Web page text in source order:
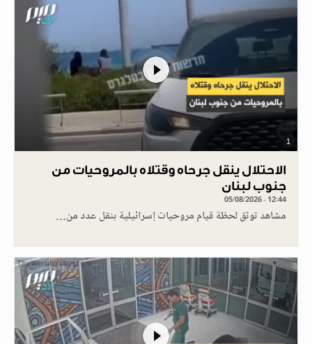
1
الاحتلال ينقل جرحاه وقتلاه بالمروحيات من
جنوب لبنان
05/08/2026 - 12:44
مشاهد توثق لحظة قيام مروحيات إسرائيلية بنقل عدد من…